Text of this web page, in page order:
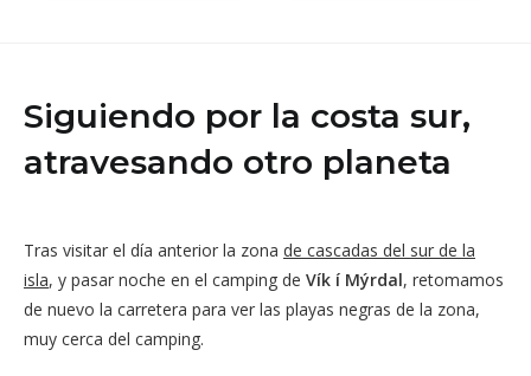
Siguiendo por la costa sur,
atravesando otro planeta
Tras visitar el día anterior la zona de cascadas del sur de la
isla, y pasar noche en el camping de Vík í Mýrdal, retomamos
de nuevo la carretera para ver las playas negras de la zona,
muy cerca del camping.